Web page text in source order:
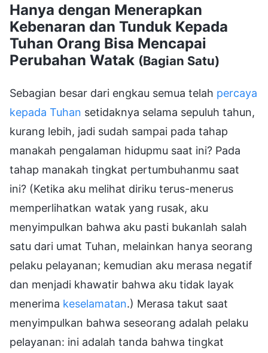
Hanya dengan Menerapkan
Kebenaran dan Tunduk Kepada
Tuhan Orang Bisa Mencapai
Perubahan Watak (Bagian Satu)
Sebagian besar dari engkau semua telah percaya
kepada Tuhan setidaknya selama sepuluh tahun,
kurang lebih, jadi sudah sampai pada tahap
manakah pengalaman hidupmu saat ini? Pada
tahap manakah tingkat pertumbuhanmu saat
ini? (Ketika aku melihat diriku terus-menerus
memperlihatkan watak yang rusak, aku
menyimpulkan bahwa aku pasti bukanlah salah
satu dari umat Tuhan, melainkan hanya seorang
pelaku pelayanan; kemudian aku merasa negatif
dan menjadi khawatir bahwa aku tidak layak
menerima keselamatan.) Merasa takut saat
menyimpulkan bahwa seseorang adalah pelaku
pelayanan: ini adalah tanda bahwa tingkat